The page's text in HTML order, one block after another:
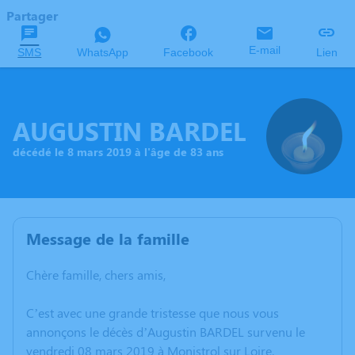
Partager
SMS WhatsApp Facebook E-mail Lien
AUGUSTIN BARDEL
décédé le 8 mars 2019 à l'âge de 83 ans
Message de la famille
Chère famille, chers amis,
C’est avec une grande tristesse que nous vous
annonçons le décès d’Augustin BARDEL survenu le
vendredi 08 mars 2019 à Monistrol sur Loire.